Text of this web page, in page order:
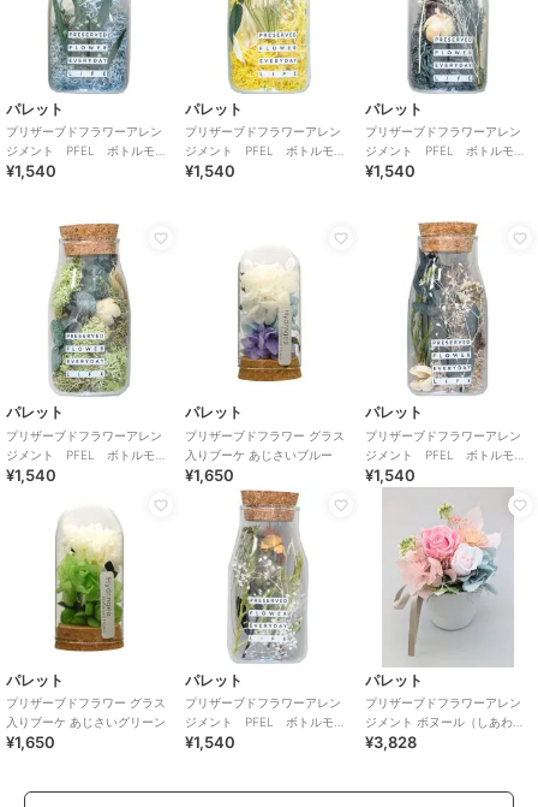
パレット
プリザーブドフラワーアレン
ジメント PFEL ボトルモ
ス アイスランドパウダーブ
¥1,540
パレット
プリザーブドフラワーアレン
ジメント PFEL ボトルモ
ス アイスランドモス マスタ
¥1,540
パレット
プリザーブドフラワーアレン
ジメント PFEL ボトルモ
ス アイスランドモス ネイビ
¥1,540
パレット
プリザーブドフラワーアレン
ジメント PFEL ボトルモ
ス アイスランドモス モスグ
¥1,540
パレット
プリザーブドフラワー グラス
入りブーケ あじさいブルー
¥1,650
パレット
プリザーブドフラワーアレン
ジメント PFEL ボトルモ
ス アイスランドモス カフェ
¥1,540
パレット
プリザーブドフラワー グラス
入りブーケ あじさいグリーン
¥1,650
パレット
プリザーブドフラワーアレン
ジメント PFEL ボトルモ
ス ローズピンク
¥1,540
パレット
プリザーブドフラワーアレン
ジメント ボヌール（しあわ
せ） ピンク
¥3,828